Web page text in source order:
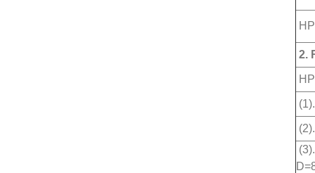
2.